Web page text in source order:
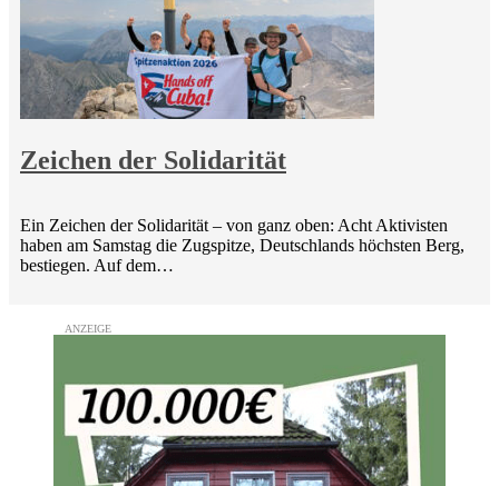
Zeichen der Solidarität
Ein Zeichen der Solidarität – von ganz oben: Acht Aktivisten
haben am Samstag die Zugspitze, Deutschlands höchsten Berg,
bestiegen. Auf dem…